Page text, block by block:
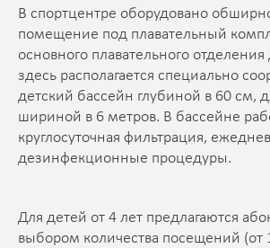
В спортцентре оборудовано
помещение под плавательный
основного плавательного
здесь располагается специально
детский бассейн глубиной в 60 см,
шириной в 6 метров. В бассейне
круглосуточная фильтрация,
дезинфекционные процедуры.
Для детей от 4 лет предлагаются
выбором количества посещений (от